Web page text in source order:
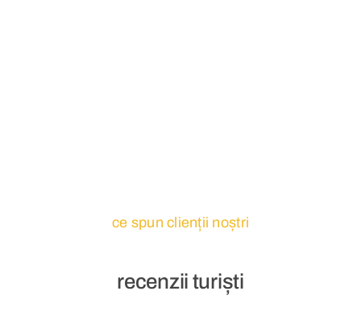
ce spun clienții noștri
recenzii turiști